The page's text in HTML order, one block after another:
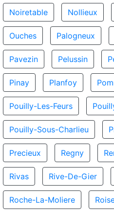
Noiretable Nollieux
Ouches Palogneux
Pavezin Pelussin
Pinay Planfoy
Pouilly-Les-Feurs
Pouilly-Sous-Charlieu
Precieux Regny
Rivas Rive-De-Gier
Roche-La-Moliere